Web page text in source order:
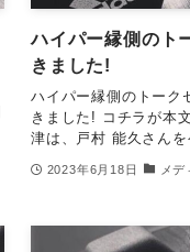
ハイパー縁側のト
きました!
ハイパー縁側のトーク
きました! コチラが本
津は、戸村 能久さん
2023年6月18日 メ